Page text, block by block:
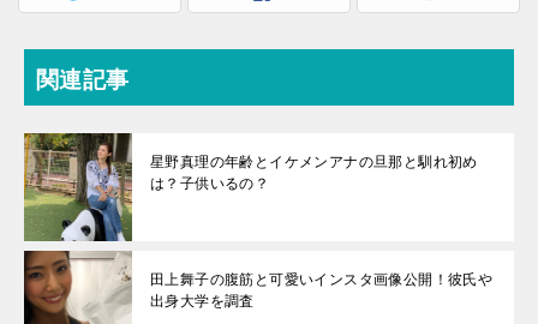
関連記事
星野真理の年齢とイケメンアナの旦那と馴れ初め
は？子供いるの？
田上舞子の腹筋と可愛いインスタ画像公開！彼氏や
出身大学を調査